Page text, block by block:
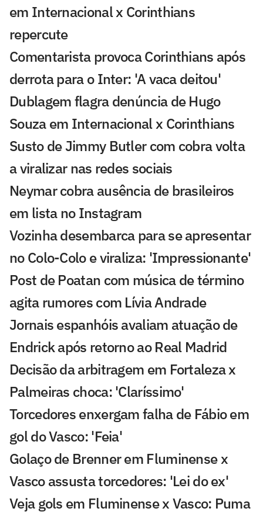
em Internacional x Corinthians
repercute
Comentarista provoca Corinthians após
derrota para o Inter: 'A vaca deitou'
Dublagem flagra denúncia de Hugo
Souza em Internacional x Corinthians
Susto de Jimmy Butler com cobra volta
a viralizar nas redes sociais
Neymar cobra ausência de brasileiros
em lista no Instagram
Vozinha desembarca para se apresentar
no Colo-Colo e viraliza: 'Impressionante'
Post de Poatan com música de término
agita rumores com Lívia Andrade
Jornais espanhóis avaliam atuação de
Endrick após retorno ao Real Madrid
Decisão da arbitragem em Fortaleza x
Palmeiras choca: 'Claríssimo'
Torcedores enxergam falha de Fábio em
gol do Vasco: 'Feia'
Golaço de Brenner em Fluminense x
Vasco assusta torcedores: 'Lei do ex'
Veja gols em Fluminense x Vasco: Puma